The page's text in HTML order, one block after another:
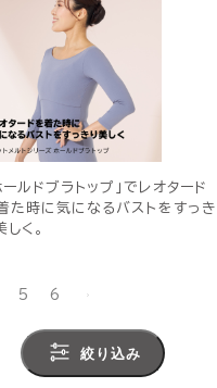
ールドブラトップ」でレオタード
た時に気になるバストをすっき
しく。
5 6
絞り込み